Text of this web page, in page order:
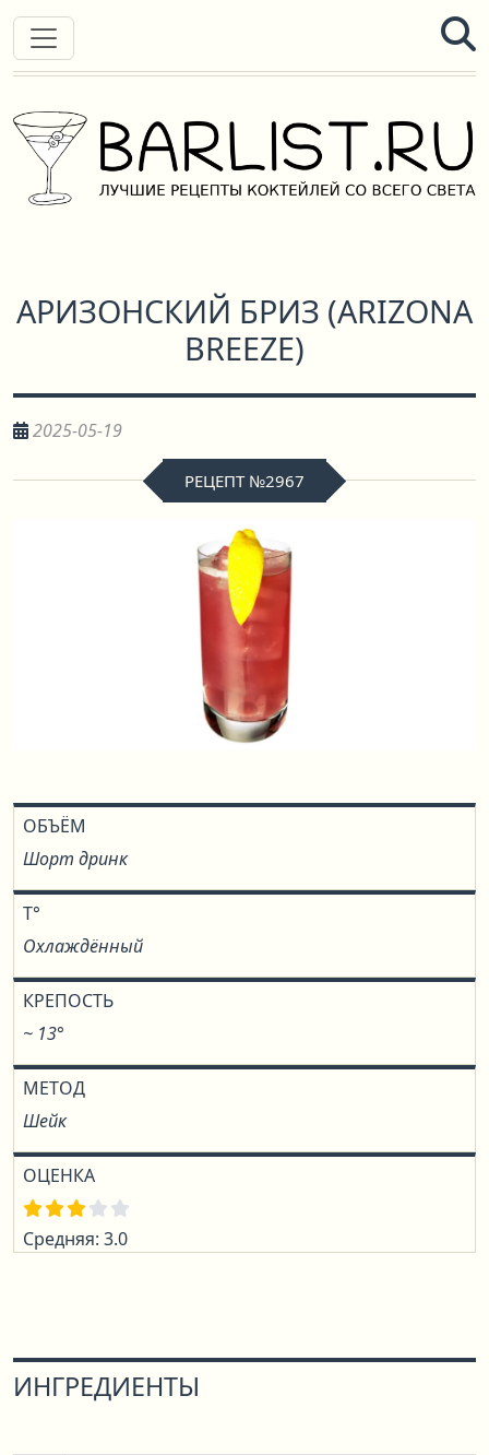
АРИЗОНСКИЙ БРИЗ (ARIZONA
BREEZE)
2025-05-19
РЕЦЕПТ №2967
ОБЪЁМ
Шорт дринк
T°
Охлаждённый
КРЕПОСТЬ
~ 13°
МЕТОД
Шейк
ОЦЕНКА
Средняя: 3.0
ИНГРЕДИЕНТЫ